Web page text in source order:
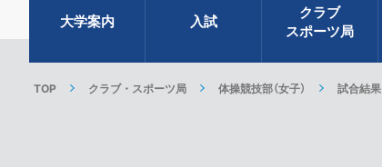
大学案内 入試
クラブ
スポーツ局
TOP クラブ・スポーツ局 体操競技部（女子） 試合結果